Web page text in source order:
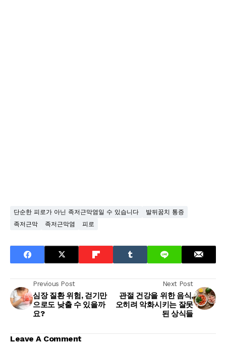
단순한 피로가 아닌 족저근막염일 수 있습니다
발뒤꿈치 통증
족저근막
족저근막염 피로
Previous Post
심장 질환 위험, 걷기만
으로도 낮출 수 있을까
요?
Next Post
관절 건강을 위한 음식,
오히려 악화시키는 잘못
된 상식들
Leave A Comment